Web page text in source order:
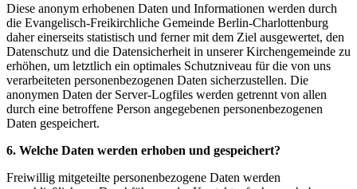
Diese anonym erhobenen Daten und Informationen werden durch
die Evangelisch-Freikirchliche Gemeinde Berlin-Charlottenburg
daher einerseits statistisch und ferner mit dem Ziel ausgewertet, den
Datenschutz und die Datensicherheit in unserer Kirchengemeinde zu
erhöhen, um letztlich ein optimales Schutzniveau für die von uns
verarbeiteten personenbezogenen Daten sicherzustellen. Die
anonymen Daten der Server-Logfiles werden getrennt von allen
durch eine betroffene Person angegebenen personenbezogenen
Daten gespeichert.
6. Welche Daten werden erhoben und gespeichert?
Freiwillig mitgeteilte personenbezogene Daten werden